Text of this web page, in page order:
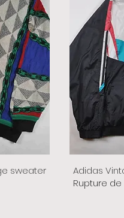
sweater
Adidas
Rupture